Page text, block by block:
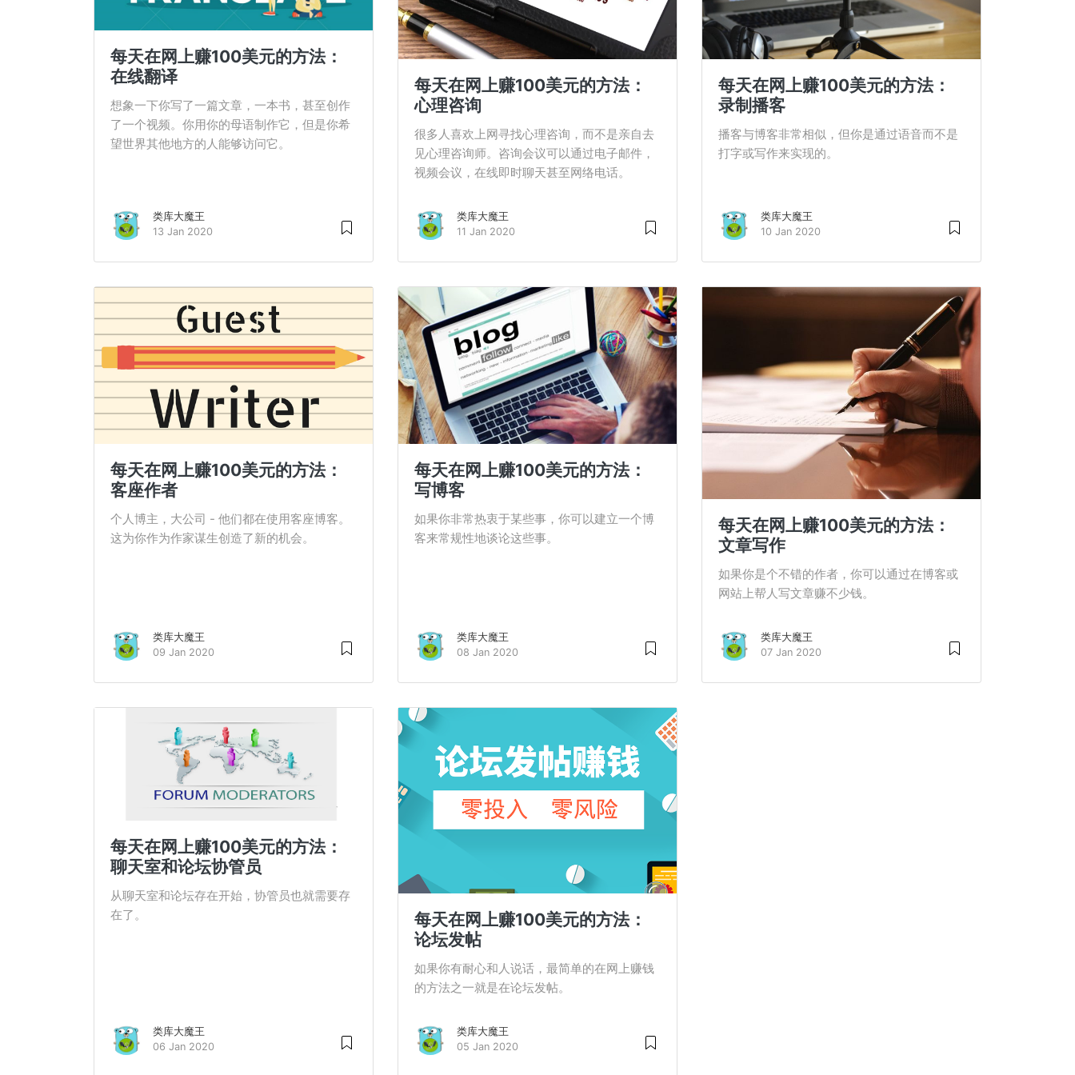
每天在网上赚100美元的方法：
在线翻译
想象一下你写了一篇文章，一本书，甚至创作
了一个视频。你用你的母语制作它，但是你希
望世界其他地方的人能够访问它。
类库大魔王
13 Jan 2020
每天在网上赚100美元的方法：
心理咨询
很多人喜欢上网寻找心理咨询，而不是亲自去
见心理咨询师。咨询会议可以通过电子邮件，
视频会议，在线即时聊天甚至网络电话。
类库大魔王
11 Jan 2020
每天在网上赚100美元的方法：
录制播客
播客与博客非常相似，但你是通过语音而不是
打字或写作来实现的。
类库大魔王
10 Jan 2020
每天在网上赚100美元的方法：
客座作者
个人博主，大公司 - 他们都在使用客座博客。
这为你作为作家谋生创造了新的机会。
类库大魔王
09 Jan 2020
每天在网上赚100美元的方法：
写博客
如果你非常热衷于某些事，你可以建立一个博
客来常规性地谈论这些事。
类库大魔王
08 Jan 2020
每天在网上赚100美元的方法：
文章写作
如果你是个不错的作者，你可以通过在博客或
网站上帮人写文章赚不少钱。
类库大魔王
07 Jan 2020
每天在网上赚100美元的方法：
聊天室和论坛协管员
从聊天室和论坛存在开始，协管员也就需要存
在了。
类库大魔王
06 Jan 2020
每天在网上赚100美元的方法：
论坛发帖
如果你有耐心和人说话，最简单的在网上赚钱
的方法之一就是在论坛发帖。
类库大魔王
05 Jan 2020